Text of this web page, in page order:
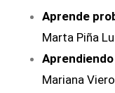
Aprende
Marta Piña
Mariana Viero